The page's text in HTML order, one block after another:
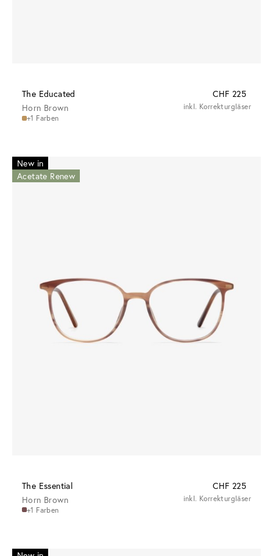
The Educated
CHF 225
Horn Brown
+1 Farben
inkl. Korrekturgläser
New in
Acetate Renew
The Essential
CHF 225
Horn Brown
+1 Farben
inkl. Korrekturgläser